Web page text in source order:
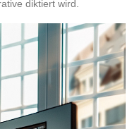
diktiert wird.